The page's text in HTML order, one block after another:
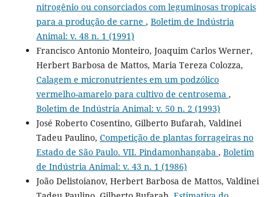
nitrogênio ou consorciados com leguminosas tropicais
para a produção de carne , Boletim de Indústria
Animal: v. 48 n. 1 (1991)
Francisco Antonio Monteiro, Joaquim Carlos Werner,
Herbert Barbosa de Mattos, Maria Tereza Colozza,
Calagem e micronutrientes em um podzólico
vermelho-amarelo para cultivo de centrosema ,
Boletim de Indústria Animal: v. 50 n. 2 (1993)
José Roberto Cosentino, Gilberto Bufarah, Valdinei
Tadeu Paulino, Competição de plantas forrageiras no
Estado de São Paulo. VII. Pindamonhangaba , Boletim
de Indústria Animal: v. 43 n. 1 (1986)
João Delistoianov, Herbert Barbosa de Mattos, Valdinei